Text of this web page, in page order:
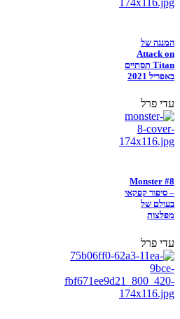
המנגה של
Attack on
Titan תסתיים
באפריל 2021
עדי פרל
Monster #8
– סיפור קפקאי
בעולם של
מפלצות
עדי פרל